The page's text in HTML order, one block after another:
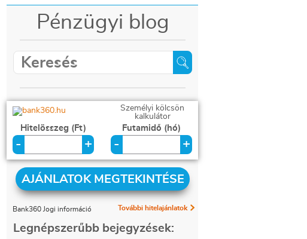
Pénzügyi blog
Személyi kölcsön
kalkulátor
Hitelösszeg (Ft)
- +
Futamidő (hó)
- +
AJÁNLATOK MEGTEKINTÉSE
Bank360 Jogi információ További hitelajánlatok
Legnépszerűbb bejegyzések: